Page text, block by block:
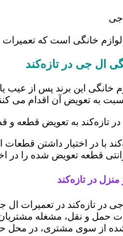
جی
خانگی است که
ال جی در تازه‌کند
این برند پس از عیب
نسبت به تعویض آن اقدام می
تازه‌کند به تعویض قطعه و
با در اختیار داشتن
قطعه تعویض شده را در
در تازه‌کند
جی در تازه‌کند در
حمل و نقل، مشغله
از سوی مشتری، در محل